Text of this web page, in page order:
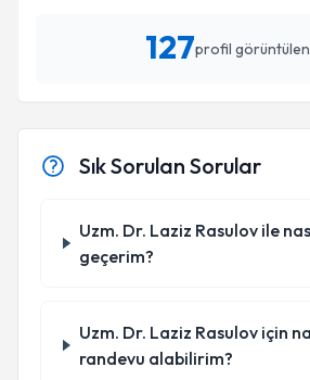
127profil
Sık Sorulan Sorular
Uzm. Dr. Laziz Rasulov ile
geçerim?
Uzm. Dr. Laziz Rasulov için
randevu alabilirim?